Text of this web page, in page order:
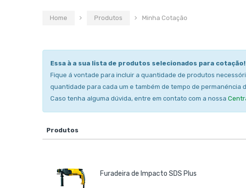
Home Produtos Minha Cotação
Essa à a sua lista de produtos selecionados para cotação!
Fique á vontade para incluir a quantidade de produtos
quantidade para cada um e também de tempo de permanéncia
Caso tenha alguma dúvida, entre em contato com a nossa
Produtos
Furadeira de Impacto SDS Plus